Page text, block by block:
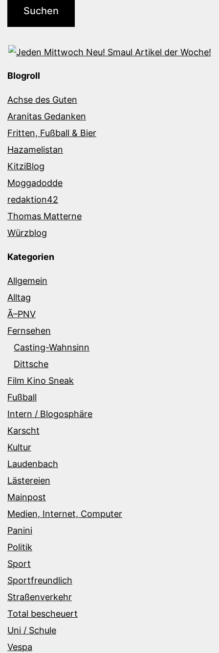
Blogroll
Achse des Guten
Aranitas Gedanken
Fritten, Fußball & Bier
Hazamelistan
KitziBlog
Moggadodde
redaktion42
Thomas Matterne
Würzblog
Kategorien
Allgemein
Alltag
Ã–PNV
Fernsehen
Casting-Wahnsinn
Dittsche
Film Kino Sneak
Fußball
Intern / Blogosphäre
Karscht
Kultur
Laudenbach
Lästereien
Mainpost
Medien, Internet, Computer
Panini
Politik
Sport
Sportfreundlich
Straßenverkehr
Total bescheuert
Uni / Schule
Vespa